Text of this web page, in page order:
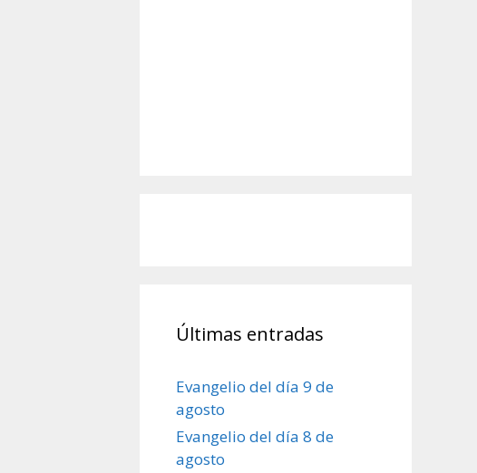
Últimas entradas
Evangelio del día 9 de
agosto
Evangelio del día 8 de
agosto